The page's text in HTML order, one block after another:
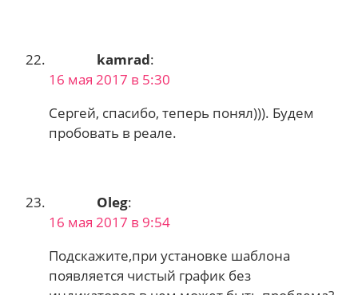
kamrad:
16 мая 2017 в 5:30
Сергей, спасибо, теперь понял))). Будем
пробовать в реале.
Oleg:
16 мая 2017 в 9:54
Подскажите,при установке шаблона
появляется чистый график без